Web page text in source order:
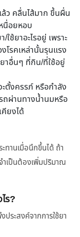
ว คลื่นไส้มาก ขึ้นผื่น
นื่อยหอบ
ช้ยาอะไรอยู่ เพราะ
โรคเหล่านั้นรุนแรง
าอื่นๆ ที่กิน/ที่ใช้อยู่
ตั้งครรภ์ หรือกำลัง
ถผ่านทางน้ำนมหรือ
ยงได้
ทานเมื่อนึกขึ้นได้ ถ้า
ำเป็นต้องเพิ่มปริมาณ
ร?
ประสงค์จากการใช้ยา